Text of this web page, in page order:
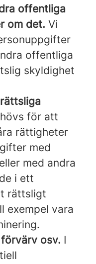
offentliga
om det. Vi
offentliga
skyldighet
för att
rättigheter
med
med andra
i ett
rättsligt
exempel vara
osv. I